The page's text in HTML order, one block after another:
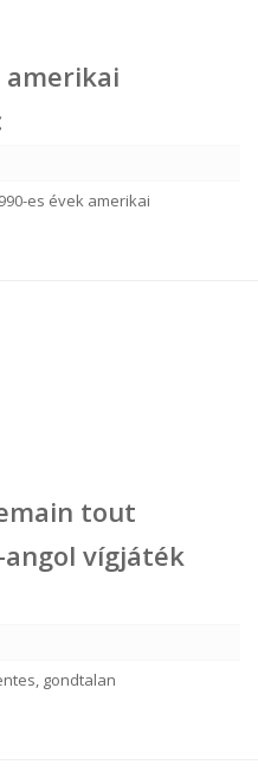
amerikai
es évek amerikai
tout
vígjáték
gondtalan